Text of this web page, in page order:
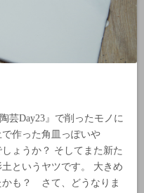
芸Day23』で削ったモノに
作った角皿っぽいや
ょうか？ そしてまた新た
というヤツです。 大きめ
かも？ さて、どうなりま